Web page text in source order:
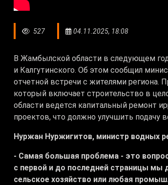
527 04.11.2025, 18:08
В Жамбылской области в следующем
и Калгутинского. Об этом сообщил
отчетной встречи с жителями региона.
который включает строительство в
области ведется капитальный ремонт
проектов, что должно улучшить подачу
Нуржан Нуржигитов, министр водных
- Самая большая проблема - это
с первой и до последней страницы мы
сельское хозяйство или любая